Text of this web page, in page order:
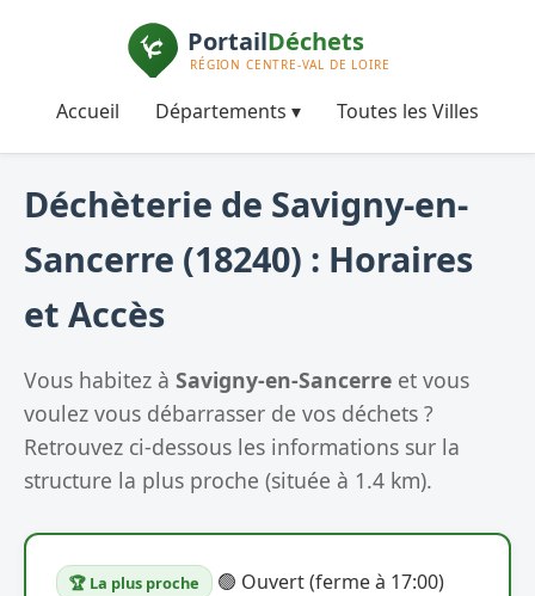
Accueil Départements ▾ Toutes les Villes
Déchèterie de Savigny-en-
Sancerre (18240) : Horaires
et Accès
Vous habitez à Savigny-en-Sancerre et vous
voulez vous débarrasser de vos déchets ?
Retrouvez ci-dessous les informations sur la
structure la plus proche (située à 1.4 km).
🏆 La plus proche 🟢 Ouvert (ferme à 17:00)